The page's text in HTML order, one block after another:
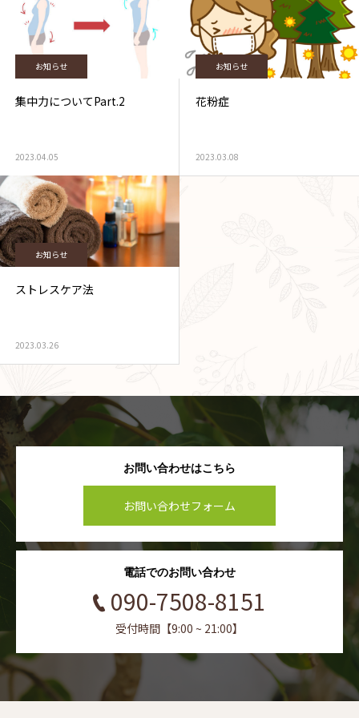
お知らせ
集中力についてPart.2
2023.04.05
お知らせ
花粉症
2023.03.08
お知らせ
ストレスケア法
2023.03.26
お問い合わせはこちら
お問い合わせフォーム
電話でのお問い合わせ
090-7508-8151
受付時間【9:00 ~ 21:00】